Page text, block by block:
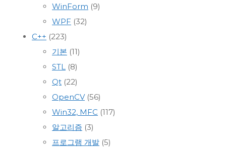
WinForm (9)
WPF (32)
C++ (223)
기본 (11)
STL (8)
Qt (22)
OpenCV(56)
Win32, MFC (117)
알고리즘 (3)
프로그램 개발 (5)